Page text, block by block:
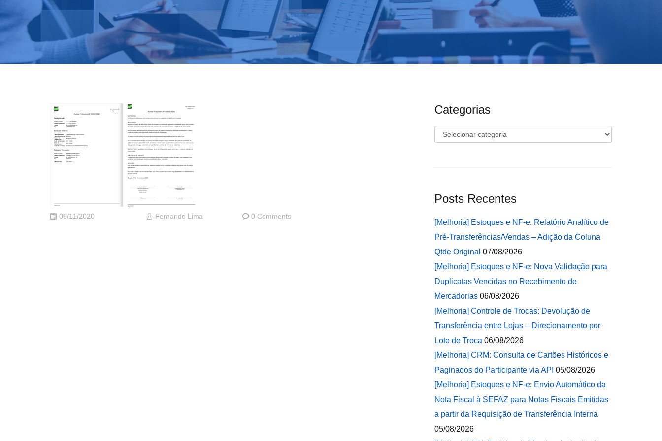
06/11/2020 Fernando Lima 0 Comments
Categorias
Categorias
Posts Recentes
[Melhoria] Estoques e NF-e: Relatório Analítico de
Pré-Transferências/Vendas – Adição da Coluna
Qtde Original 07/08/2026
[Melhoria] Estoques e NF-e: Nova Validação para
Duplicatas Vencidas no Recebimento de
Mercadorias 06/08/2026
[Melhoria] Controle de Trocas: Devolução de
Transferência entre Lojas – Direcionamento por
Lote de Troca 06/08/2026
[Melhoria] CRM: Consulta de Cartões Históricos e
Paginados do Participante via API 05/08/2026
[Melhoria] Estoques e NF-e: Envio Automático da
Nota Fiscal à SEFAZ para Notas Fiscais Emitidas
a partir da Requisição de Transferência Interna
05/08/2026